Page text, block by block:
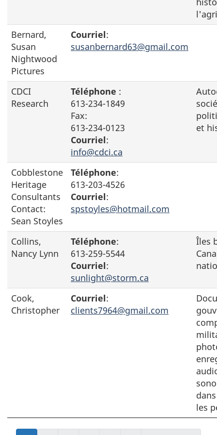
Bernard,
Susan
Nightwood
Pictures
Courriel:
susanbernard63@gmail.com
CDCI
Research
Téléphone :
613-234-1849
Fax:
613-234-0123
Courriel:
info@cdci.ca
et
Cobblestone
Heritage
Consultants
Contact:
Sean Stoyles
Téléphone:
613-203-4526
Courriel:
spstoyles@hotmail.com
Collins,
Nancy Lynn
Téléphone:
613-259-5544
Courriel:
sunlight@storm.ca
Îles
Cook,
Christopher
Courriel:
clients7964@gmail.com
les